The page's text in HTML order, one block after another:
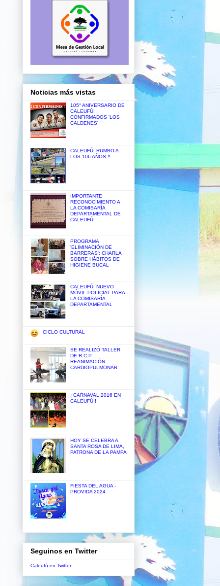
Noticias más vistas
105° ANIVERSARIO DE
CALEUFÚ:
CONFIRMADOS 'LOS
CALDENES'
CALEUFÚ, RUMBO A
LOS 106 AÑOS !!
IMPORTANTE
RECONOCIMIENTO A
LA COMISARÍA
DEPARTAMENTAL DE
CALEUFÚ
PROGRAMA
'ELIMINACIÓN DE
BARRERAS': CHARLA
SOBRE HÁBITOS DE
HIGIENE BUCAL
CALEUFÚ: NUEVO
MÓVIL POLICIAL PARA
LA COMISARÍA
DEPARTAMENTAL
CICLO CULTURAL
SE REALIZÓ TALLER
DE R.C.P.
REANIMACIÓN
CARDIOPULMONAR
¡ CARNAVAL 2016 EN
CALEUFÚ !
HOY SE CELEBRA A
SANTA ROSA DE LIMA,
PATRONA DE LA PAMPA
FIESTA DEL AGUA -
PROVIDA 2024
Seguinos en Twitter
Caleufú en Twitter